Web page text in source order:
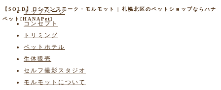
【SOLD】ロシアンスモーク・モルモット | 札幌北区のペットショップならハナ
ペット[HANAPet]
トップページ
コンセプト
トリミング
ペットホテル
生体販売
セルフ撮影スタジオ
モルモットについて